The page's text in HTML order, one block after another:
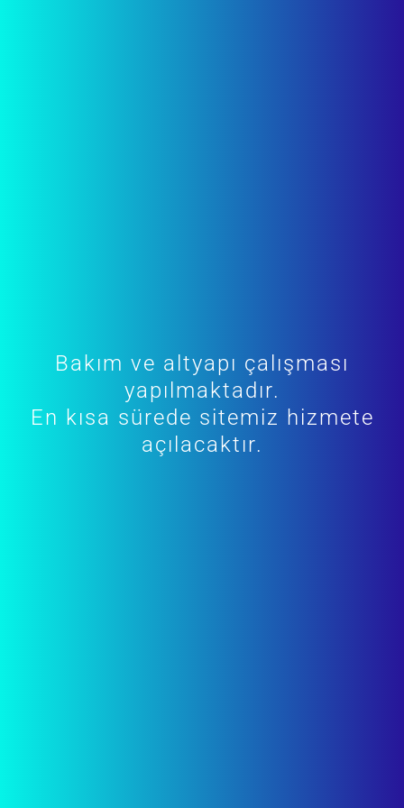
Bakım ve altyapı çalışması
yapılmaktadır.
En kısa sürede sitemiz hizmete
açılacaktır.